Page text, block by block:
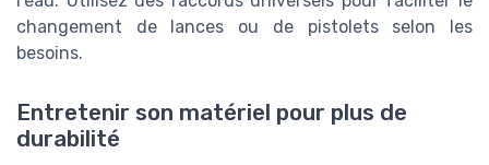
changement de lances ou de pistolets selon les
besoins.
Entretenir son matériel pour plus de
durabilité